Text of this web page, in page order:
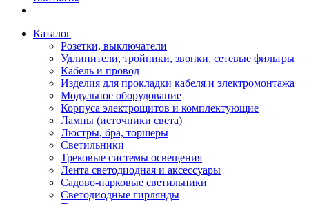
Каталог
Розетки, выключатели
Удлинители, тройники, звонки, сетевые фильтры
Кабель и провод
Изделия для прокладки кабеля и электромонтажа
Модульное оборудование
Корпуса электрощитов и комплектующие
Лампы (источники света)
Люстры, бра, торшеры
Светильники
Трековые системы освещения
Лента светодиодная и аксессуары
Садово-парковые светильники
Светодиодные гирлянды